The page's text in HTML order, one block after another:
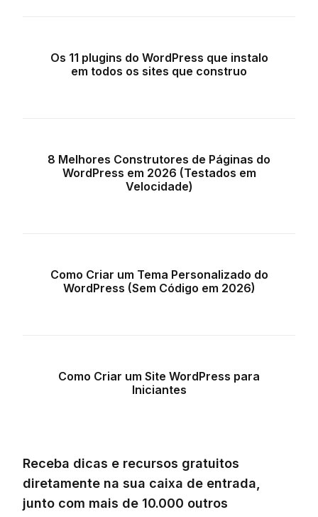
Os 11 plugins do WordPress que instalo
em todos os sites que construo
8 Melhores Construtores de Páginas do
WordPress em 2026 (Testados em
Velocidade)
Como Criar um Tema Personalizado do
WordPress (Sem Código em 2026)
Como Criar um Site WordPress para
Iniciantes
Receba dicas e recursos gratuitos
diretamente na sua caixa de entrada,
junto com mais de 10.000 outros